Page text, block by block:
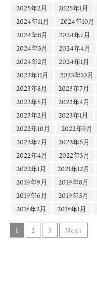
2025年2月
2025年1月
2024年11月
2024年10月
2024年8月
2024年7月
2024年5月
2024年4月
2024年2月
2024年1月
2023年11月
2023年10月
2023年8月
2023年7月
2023年5月
2023年4月
2023年2月
2023年1月
2022年10月
2022年9月
2022年7月
2022年6月
2022年4月
2022年3月
2022年1月
2021年12月
2019年9月
2019年8月
2019年6月
2019年5月
2018年2月
2018年1月
1 2 3 Next